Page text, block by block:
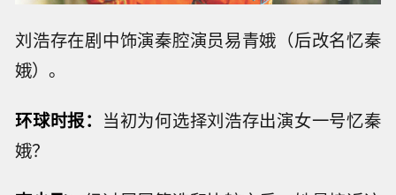
刘浩存在剧中饰演秦腔演员易青娥（后改名忆秦
娥）。
环球时报： 当初为何选择刘浩存出演女一号忆秦
娥？